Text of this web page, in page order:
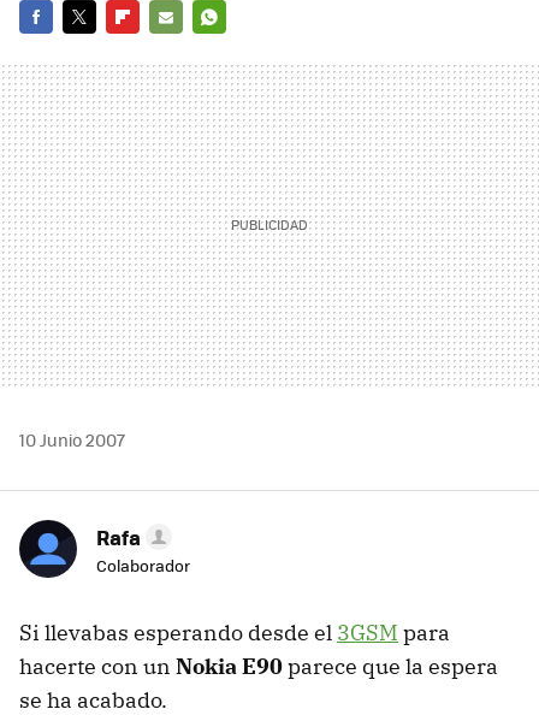
MAIL
10 Junio 2007
Rafa
Colaborador
Si llevabas esperando desde el 3GSM para
hacerte con un Nokia E90parece que la espera
se ha acabado.